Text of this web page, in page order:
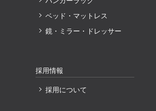
ベッド・マットレス
鏡・ミラー・ドレッサー
採用情報
採用について